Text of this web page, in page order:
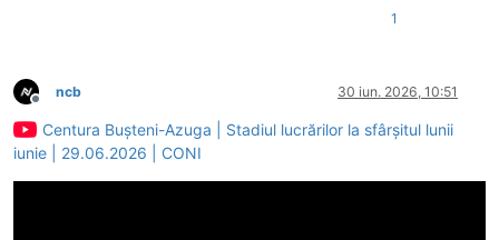
1
Deconectat
ncb 30 iun. 2026, 10:51
Centura Bușteni-Azuga | Stadiul lucrărilor la sfârșitul lunii
iunie | 29.06.2026 | CONI